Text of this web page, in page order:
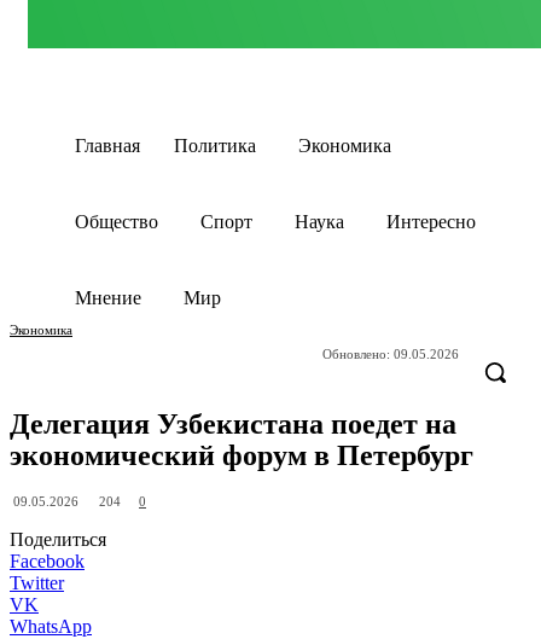
Главная Политика Экономика
Общество Спорт Наука Интересно
Мнение Мир
Экономика
Обновлено: 09.05.2026
Делегация Узбекистана поедет на
экономический форум в Петербург
09.05.2026 204 0
Поделиться
Facebook
Twitter
VK
WhatsApp